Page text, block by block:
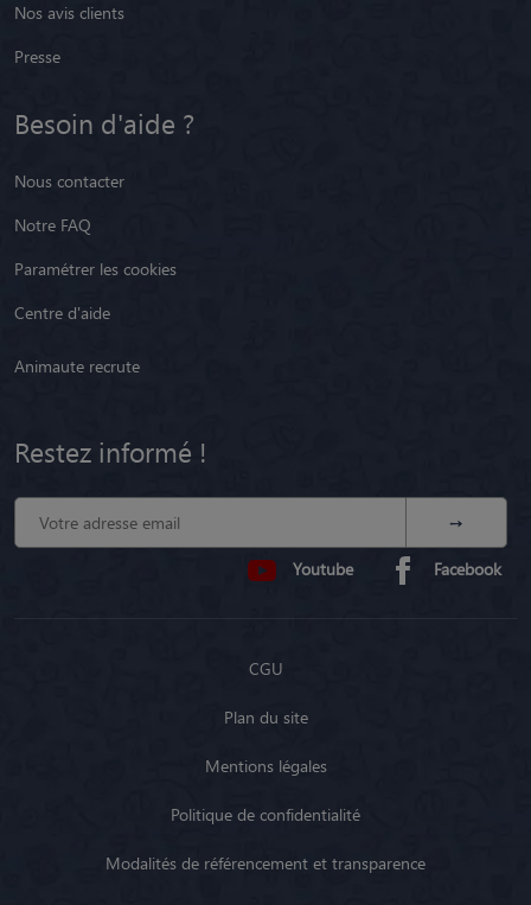
Nos avis clients
Presse
Besoin d'aide ?
Nous contacter
Notre FAQ
Paramétrer les cookies
Centre d'aide
Animaute recrute
Restez informé !
Youtube Facebook
CGU
Plan du site
Mentions légales
Politique de confidentialité
Modalités de référencement et transparence